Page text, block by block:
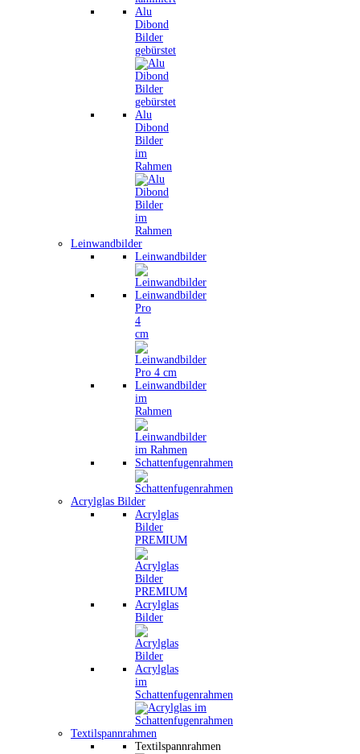
Alu
Dibond
Bilder
gebürstet
Alu
Dibond
Bilder
im
Rahmen
Leinwandbilder
Leinwandbilder
Leinwandbilder
Pro
4
cm
Leinwandbilder
im
Rahmen
Schattenfugenrahmen
Acrylglas Bilder
Acrylglas
Bilder
PREMIUM
Acrylglas
Bilder
Acrylglas
im
Schattenfugenrahmen
Textilspannrahmen
Textilspannrahmen